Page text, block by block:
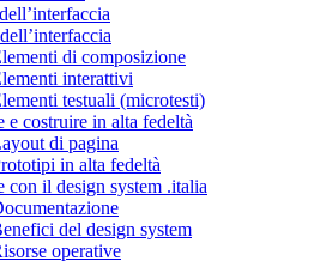
di composizione
interattivi
testuali (microtesti)
e costruire in alta fedeltà
di pagina
in alta fedeltà
con il design system .italia
del design system
operative